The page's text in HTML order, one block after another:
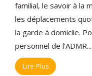
familial, le savoir à la
les déplacements
la garde à domicile.
personnel de l’ADMR...
Lire Plus